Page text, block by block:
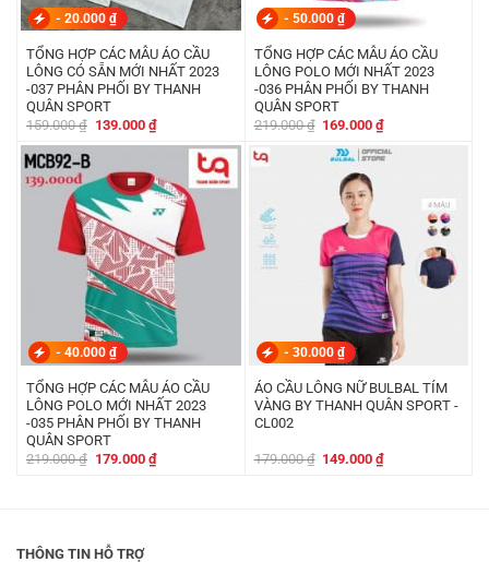
- 20.000 ₫
TỔNG HỢP CÁC MẪU ÁO CẦU
LÔNG CÓ SẴN MỚI NHẤT 2023
-037 PHÂN PHỐI BY THANH
QUÂN SPORT
159.000₫ Giá
là:
139.000 ₫Giá
hiện
tại
139.000 ₫.
- 50.000 ₫
TỔNG HỢP CÁC MẪU ÁO CẦU
LÔNG POLO MỚI NHẤT 2023
-036 PHÂN PHỐI BY THANH
QUÂN SPORT
219.000₫ Giá
là:
219.000 ₫.
169.000₫Giá
tại
là:
- 40.000 ₫
TỔNG HỢP CÁC MẪU ÁO CẦU
LÔNG POLO MỚI NHẤT 2023
-035 PHÂN PHỐI BY THANH
QUÂN SPORT
219.000₫ Giá
179.000 ₫Giá
hiện
- 30.000 ₫
ÁO CẦU LÔNG NỮ BULBAL TÍM
VÀNG BY THANH QUÂN SPORT -
CL002
179.000₫ Giá
149.000₫Giá
THÔNG TIN HỖ TRỢ